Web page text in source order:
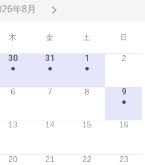
年8月
木 金 土 日
30 31 1 2
● ● ●
6 7 8 9
●
13 14 15 16
20 21 22 23